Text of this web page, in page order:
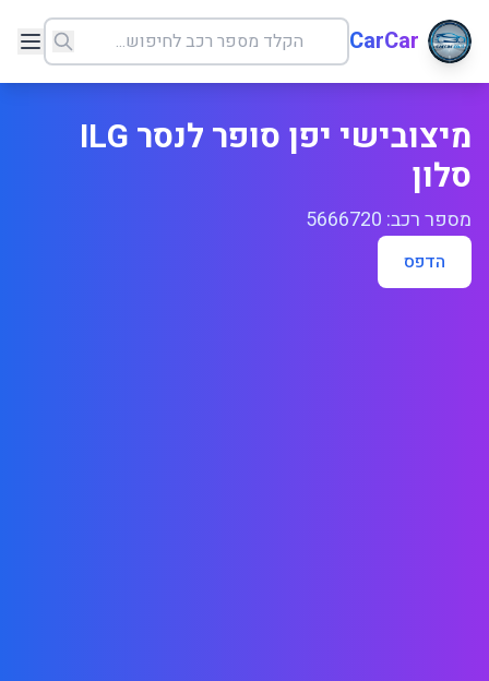
CarCar
מיצובישי יפן סופר לנסר ILG
סלון
מספר רכב: 5666720
הדפס